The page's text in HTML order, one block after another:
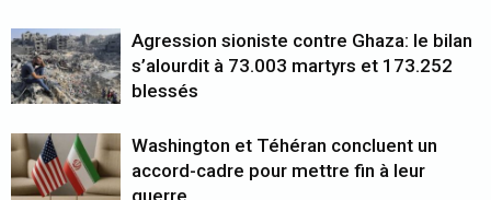
Agression sioniste contre Ghaza: le bilan
s’alourdit à 73.003 martyrs et 173.252
blessés
Washington et Téhéran concluent un
accord-cadre pour mettre fin à leur
guerre